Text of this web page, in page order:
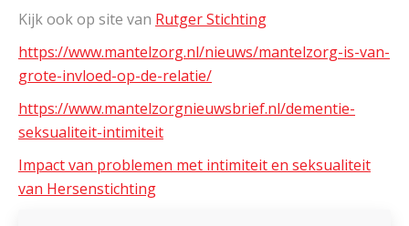
Kijk ook op site van Rutger Stichting
https://www.mantelzorg.nl/nieuws/mantelzorg-is-van-
grote-invloed-op-de-relatie/
https://www.mantelzorgnieuwsbrief.nl/dementie-
seksualiteit-intimiteit
Impact van problemen met intimiteit en seksualiteit
van Hersenstichting